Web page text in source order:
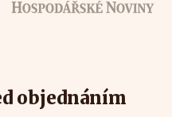
objednáním